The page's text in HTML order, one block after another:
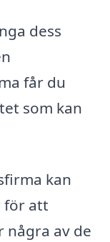
dess
får du
som kan
kan
för att
några av de